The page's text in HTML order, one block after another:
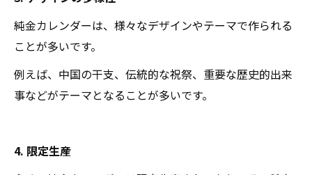
純金カレンダーは、様々なデザインやテーマで作られる
ことが多いです。
例えば、中国の干支、伝統的な祝祭、重要な歴史的出来
事などがテーマとなることが多いです。
4. 限定生産